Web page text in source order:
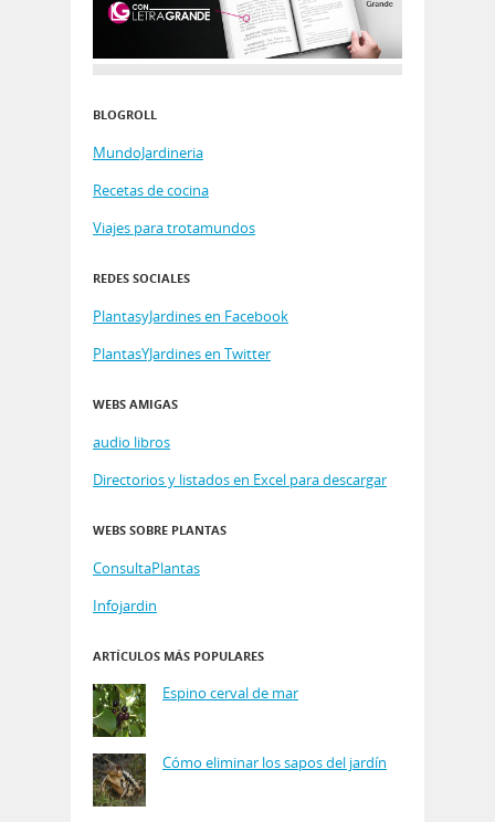
BLOGROLL
MundoJardineria
Recetas de cocina
Viajes para trotamundos
REDES SOCIALES
PlantasyJardines en Facebook
PlantasYJardines en Twitter
WEBS AMIGAS
audio libros
Directorios y listados en Excel para descargar
WEBS SOBRE PLANTAS
ConsultaPlantas
Infojardin
ARTÍCULOS MÁS POPULARES
Espino cerval de mar
Cómo eliminar los sapos del jardín